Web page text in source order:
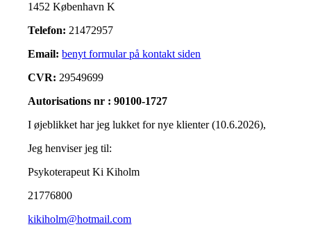
1452 København K
Telefon: 21472957
Email:benyt formular på kontakt siden
CVR: 29549699
Autorisations nr : 90100-1727
I øjeblikket har jeg lukket for nye klienter (10.6.2026),
Jeg henviser jeg til:
Psykoterapeut Ki Kiholm
21776800
kikiholm@hotmail.com